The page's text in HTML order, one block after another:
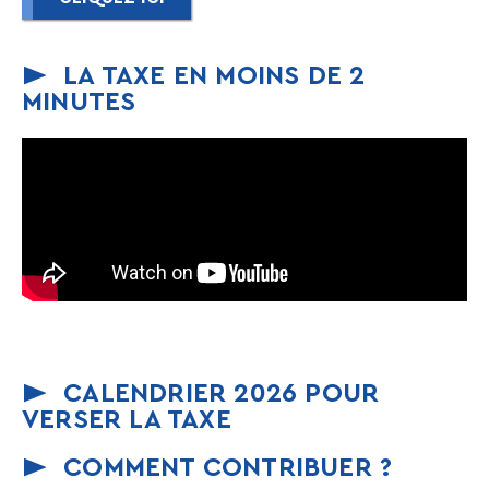
LA TAXE EN MOINS DE 2
MINUTES
CALENDRIER 2026 POUR
VERSER LA TAXE
COMMENT CONTRIBUER ?